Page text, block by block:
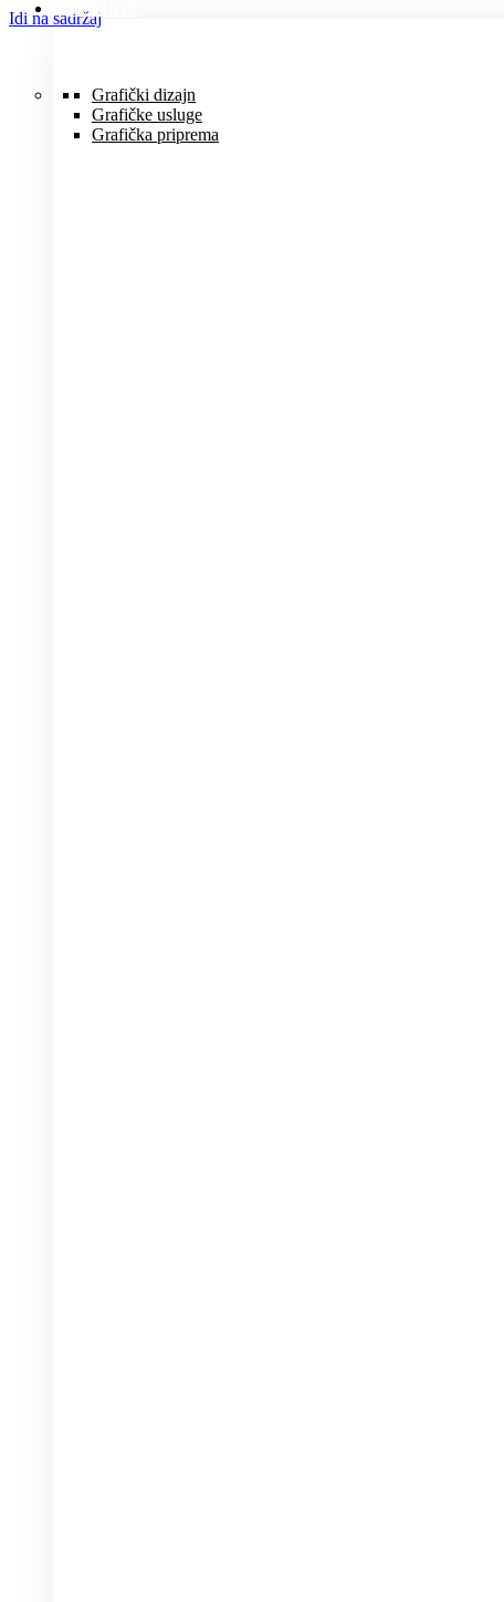
Idi na sadržajUSLUGE
Grafički dizajn
Grafičke usluge
Grafička priprema